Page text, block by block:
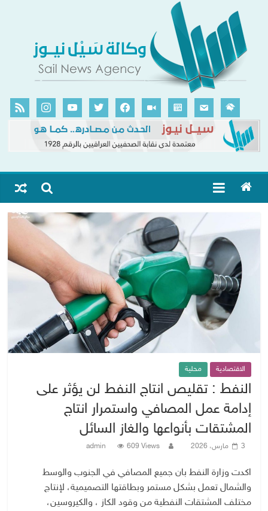
الاقتصادية محلية
النفط : تقليص انتاج النفط لن يؤثر على
إدامة عمل المصافي واستمرار انتاج
المشتقات بأنواعها والغاز السائل
3 مارس، 2026 admin 609 Views
اكدت وزارة النفط بان جميع المصافي في الجنوب والوسط
والشمال تعمل بشكل مستمر وبطاقتها التصميمية، لإنتاج
مختلف المشتقات النفطية من وقود الكاز ، والكيروسين،